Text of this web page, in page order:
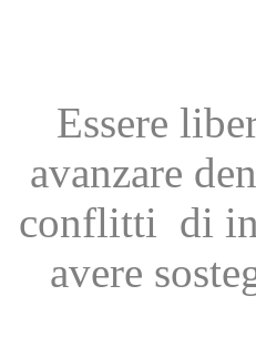
Essere
avanzare
conflitti di
avere